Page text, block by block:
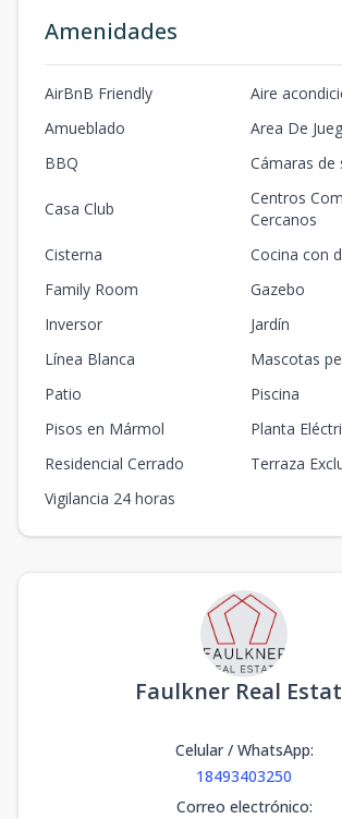
Amenidades
AirBnB Friendly
Aire
Amueblado
Area De
BBQ
Cámaras de
Casa Club
Centros
Cercanos
Cisterna
Cocina con
Family Room
Gazebo
Inversor
Jardín
Línea Blanca
Mascotas
Patio
Piscina
Pisos en Mármol
Planta
Residencial Cerrado
Terraza
Vigilancia 24 horas
Faulkner Real
Celular / WhatsApp:
18493403250
Correo electrónico: